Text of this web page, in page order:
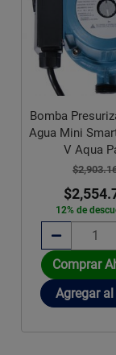
Bomba
Agua Mini
V Aqua
12% de
Comprar
Añadir
Agregar al